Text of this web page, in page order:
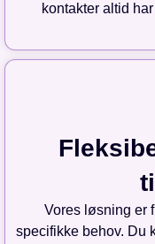
kontakter altid
Vores løsning er
specifikke behov. Du